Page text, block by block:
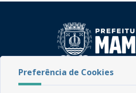
Rua do Imperador, 78, Centro
CEP: 58.280-000 -
Preferência de Cookies